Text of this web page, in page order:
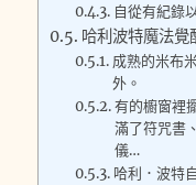
自從有紀錄
哈利波特魔法
成熟的米布
外。
有的櫥窗裡
滿了符咒書
儀…
哈利．波特